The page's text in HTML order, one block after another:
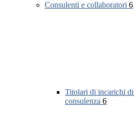
Consulenti e collaboratori 6
Titolari di incarichi
consulenza 6